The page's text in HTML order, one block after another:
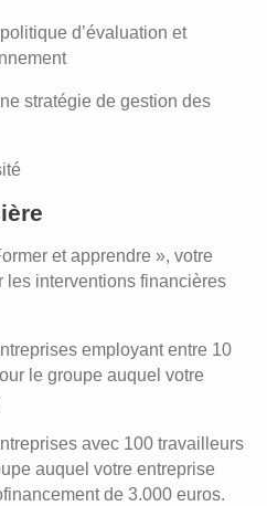
d’évaluation et
stratégie de gestion des
et apprendre », votre
les interventions financières
employant entre 10
le groupe auquel votre
avec 100 travailleurs
auquel votre entreprise
de 3.000 euros.
des